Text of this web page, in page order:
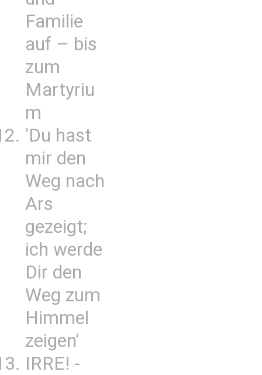
Familie
auf – bis
zum
Martyriu
m
'Du hast
mir den
Weg nach
Ars
gezeigt;
ich werde
Dir den
Weg zum
Himmel
zeigen'
IRRE! -